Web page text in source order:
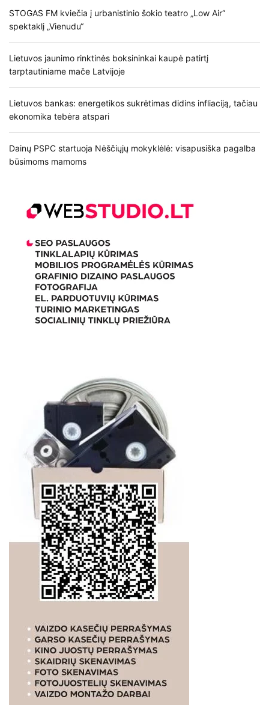
STOGAS FM kviečia į urbanistinio šokio teatro „Low Air“
spektaklį „Vienudu“
Lietuvos jaunimo rinktinės boksininkai kaupė patirtį
tarptautiniame mače Latvijoje
Lietuvos bankas: energetikos sukrėtimas didins infliaciją, tačiau
ekonomika tebėra atspari
Dainų PSPC startuoja Nėščiųjų mokyklėlė: visapusiška pagalba
būsimoms mamoms